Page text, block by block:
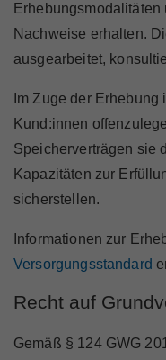
Erhebungsmodalitäten
Nachweise erhalten.
ausgearbeitet,
Im Zuge der
Kund:innen
Speicherverträgen sie
Kapazitäten zur
sicherstellen.
Informationen zur
Versorgungsstandard
Recht auf
Gemäß § 124 GWG